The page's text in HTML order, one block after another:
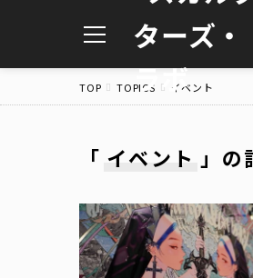
toggle
navigation
TOP TOPICS イベント
「 イベント 」 の